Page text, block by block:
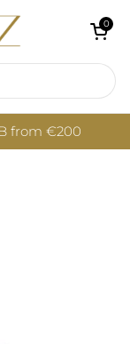
Open cart
0
from €200